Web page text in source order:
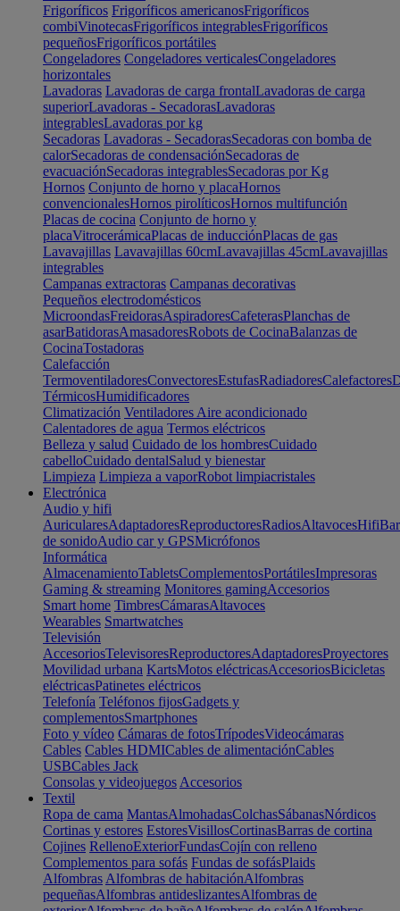
Frigoríficos Frigoríficos americanosFrigoríficos
combiVinotecasFrigoríficos integrablesFrigoríficos
pequeñosFrigoríficos portátiles
Congeladores Congeladores verticalesCongeladores
horizontales
Lavadoras Lavadoras de carga frontalLavadoras de carga
superiorLavadoras - SecadorasLavadoras
integrablesLavadoras por kg
Secadoras Lavadoras - SecadorasSecadoras con bomba de
calorSecadoras de condensaciónSecadoras de
evacuaciónSecadoras integrablesSecadoras por Kg
Hornos Conjunto de horno y placaHornos
convencionalesHornos pirolíticosHornos multifunción
Placas de cocina Conjunto de horno y
placaVitrocerámicaPlacas de inducciónPlacas de gas
Lavavajillas Lavavajillas 60cmLavavajillas 45cmLavavajillas
integrables
Campanas extractoras Campanas decorativas
Pequeños electrodomésticos
MicroondasFreidorasAspiradoresCafeterasPlanchas de
asarBatidorasAmasadoresRobots de CocinaBalanzas de
CocinaTostadoras
Calefacción
TermoventiladoresConvectoresEstufasRadiadoresCalefactores
TérmicosHumidificadores
Climatización Ventiladores Aire acondicionado
Calentadores de agua Termos eléctricos
Belleza y salud Cuidado de los hombresCuidado
cabelloCuidado dentalSalud y bienestar
Limpieza Limpieza a vaporRobot limpiacristales
Electrónica
Audio y hifi
AuricularesAdaptadoresReproductoresRadiosAltavocesHifi
de sonidoAudio car y GPSMicrófonos
Informática
AlmacenamientoTabletsComplementosPortátilesImpresoras
Gaming & streaming Monitores gamingAccesorios
Smart home TimbresCámarasAltavoces
Wearables Smartwatches
Televisión
AccesoriosTelevisoresReproductoresAdaptadoresProyectores
Movilidad urbana KartsMotos eléctricasAccesoriosBicicletas
eléctricasPatinetes eléctricos
Telefonía Teléfonos fijosGadgets y
complementosSmartphones
Foto y vídeo Cámaras de fotosTrípodesVideocámaras
Cables Cables HDMICables de alimentaciónCables
USBCables Jack
Consolas y videojuegos Accesorios
Textil
Ropa de cama MantasAlmohadasColchasSábanasNórdicos
Cortinas y estores EstoresVisillosCortinasBarras de cortina
Cojines RellenoExteriorFundasCojín con relleno
Complementos para sofás Fundas de sofásPlaids
Alfombras Alfombras de habitaciónAlfombras
pequeñasAlfombras antideslizantesAlfombras de